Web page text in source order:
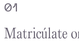
01
Matricúlate